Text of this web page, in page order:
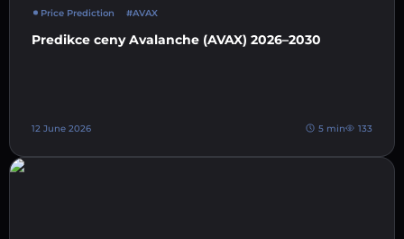
Price Prediction #AVAX
Predikce ceny Avalanche (AVAX) 2026–2030
12 June 2026 5 min 133